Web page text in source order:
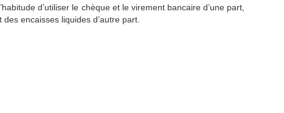
d’utiliser le chèque et le virement bancaire d’une part,
encaisses liquides d’autre part.